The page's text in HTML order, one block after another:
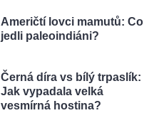
Američtí lovci mamutů: Co
jedli paleoindiáni?
Černá díra vs bílý trpaslík:
Jak vypadala velká
vesmírná hostina?